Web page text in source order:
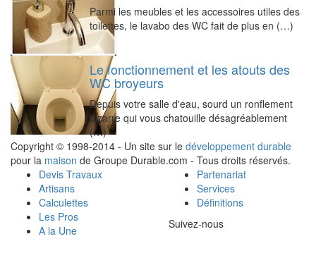
Parmi les meubles et les accessoires utiles des
toilettes, le lavabo des WC fait de plus en (…)
Le fonctionnement et les atouts des
WC broyeurs
Depuis votre salle d'eau, sourd un ronflement
bizarre qui vous chatouille désagréablement
(…)
Copyright © 1998-2014 - Un site sur le développement durable
pour la maison de Groupe Durable.com - Tous droits réservés.
Devis Travaux
Artisans
Calculettes
Les Pros
A la Une
Partenariat
Services
Définitions
Suivez-nous